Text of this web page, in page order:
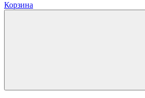
Корзина